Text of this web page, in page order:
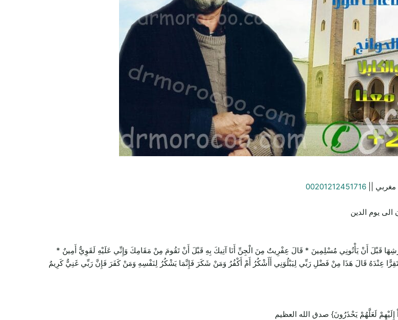
مغربي || 00201212451716
الى يوم الدين
قَبْلَ أَنْ يَأْتُونِي مُسْلِمِينَ * قَالَ عِفْرِيتٌ مِنَ الْجِنِّ أَنَا آتِيكَ بِهِ قَبْلَ أَنْ تَقُومَ مِنْ مَقَامِكَ وَإِنِّي عَلَيْهِ لَقَوِيٌّ أَمِينٌ *
عِنْدَهُ قَالَ هَذَا مِنْ فَضْلِ رَبِّي لِيَبْلُوَنِي أَأَشْكُرُ أَمْ أَكْفُرُ وَمَنْ شَكَرَ فَإِنَّمَا يَشْكُرُ لِنَفْسِهِ وَمَنْ كَفَرَ فَإِنَّ رَبِّي غَنِيٌّ كَرِيمٌ
إِلَيْهِمْ لَعَلَّهُمْ يَحْذَرُونَ} صدق الله العظيم